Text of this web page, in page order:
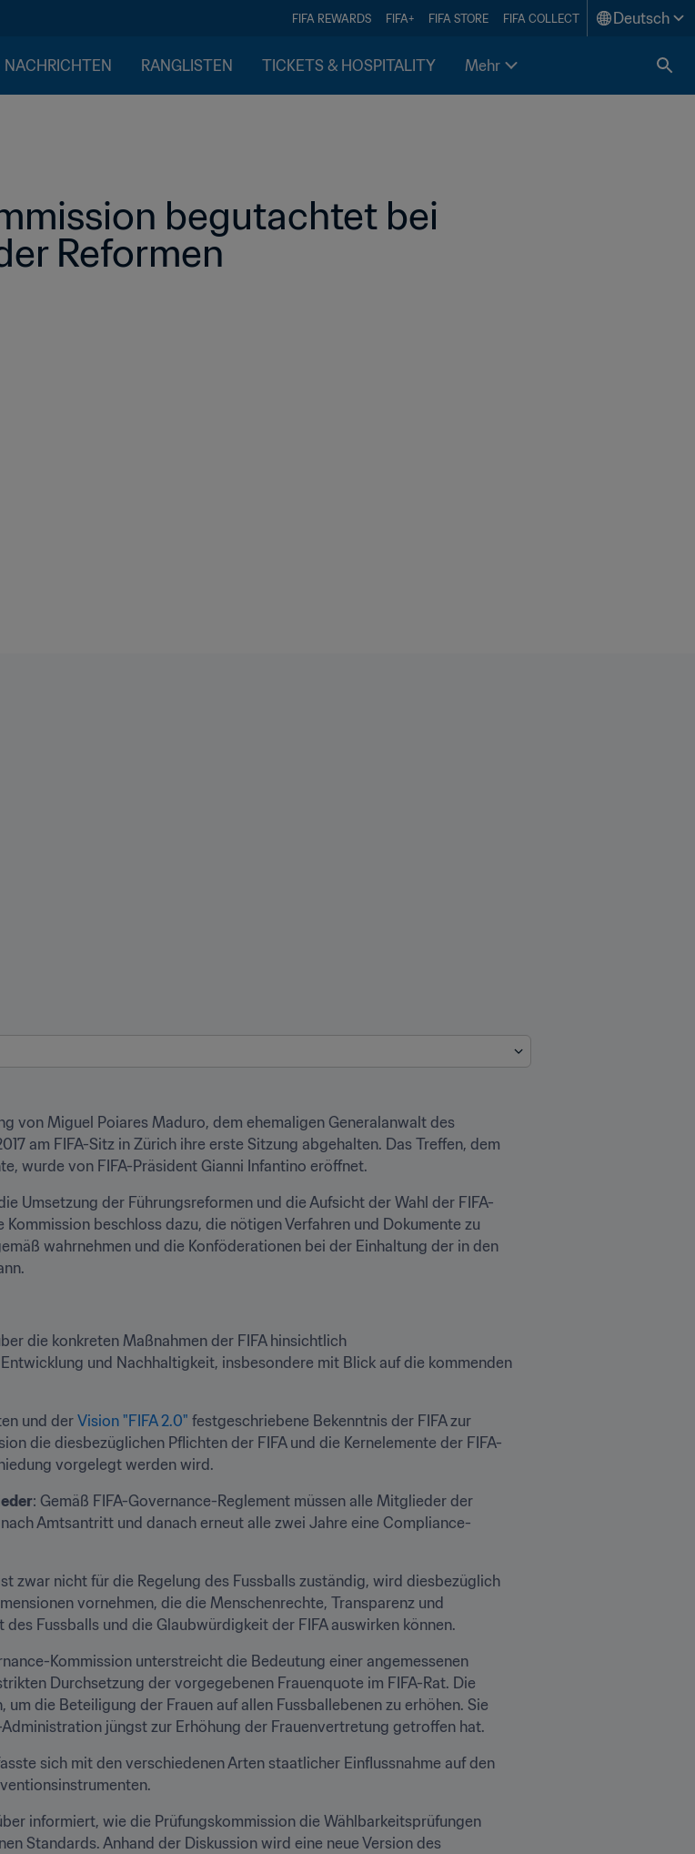
FIFA REWARDS FIFA+ FIFA STORE FIFA COLLECT Deutsch
NACHRICHTEN RANGLISTEN TICKETS & HOSPITALITY Mehr
begutachtet bei
Reformen
von Miguel Poiares Maduro, dem ehemaligen Generalanwalt des
am FIFA-Sitz in Zürich ihre erste Sitzung abgehalten. Das Treffen, dem
wurde von FIFA-Präsident Gianni Infantino eröffnet.
Umsetzung der Führungsreformen und die Aufsicht der Wahl der FIFA-
beschloss dazu, die nötigen Verfahren und Dokumente zu
wahrnehmen und die Konföderationen bei der Einhaltung der in den
die konkreten Maßnahmen der FIFA hinsichtlich
und Nachhaltigkeit, insbesondere mit Blick auf die kommenden
und der Vision "FIFA 2.0" festgeschriebene Bekenntnis der FIFA zur
die diesbezüglichen Pflichten der FIFA und die Kernelemente der FIFA-
vorgelegt werden wird.
: Gemäß FIFA-Governance-Reglement müssen alle Mitglieder der
Amtsantritt und danach erneut alle zwei Jahre eine Compliance-
zwar nicht für die Regelung des Fussballs zuständig, wird diesbezüglich
vornehmen, die die Menschenrechte, Transparenz und
Fussballs und die Glaubwürdigkeit der FIFA auswirken können.
Kommission unterstreicht die Bedeutung einer angemessenen
Durchsetzung der vorgegebenen Frauenquote im FIFA-Rat. Die
die Beteiligung der Frauen auf allen Fussballebenen zu erhöhen. Sie
jüngst zur Erhöhung der Frauenvertretung getroffen hat.
sich mit den verschiedenen Arten staatlicher Einflussnahme auf den
informiert, wie die Prüfungskommission die Wählbarkeitsprüfungen
Standards. Anhand der Diskussion wird eine neue Version des